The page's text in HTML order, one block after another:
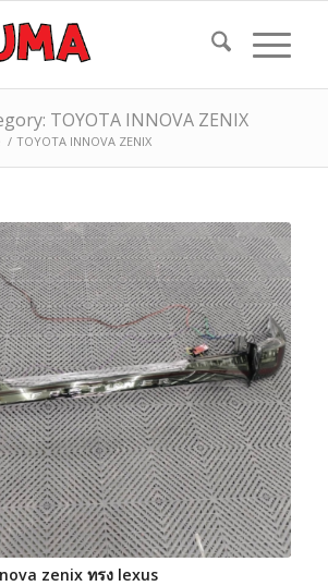
TOYOTA INNOVA ZENIX
/ TOYOTA INNOVA ZENIX
zenix ทรง lexus